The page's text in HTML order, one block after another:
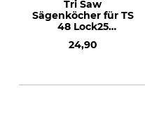
Tri Saw
Sägenköcher für TS
48 Lock25
24,90